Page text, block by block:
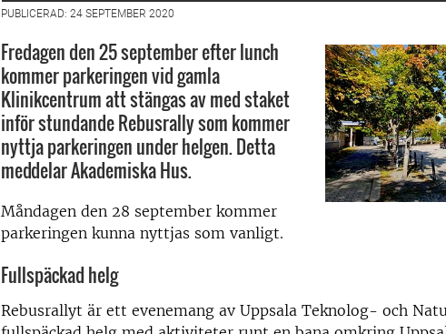
PUBLICERAD: 24 SEPTEMBER 2020
Fredagen den 25 september efter lunch
kommer parkeringen vid gamla
Klinikcentrum att stängas av med staket
inför stundande Rebusrally som kommer
nyttja parkeringen under helgen. Detta
meddelar Akademiska Hus.
Måndagen den 28 september kommer
parkeringen kunna nyttjas som vanligt.
Fullspäckad helg
Rebusrallyt är ett evenemang av Uppsala Teknolog- och